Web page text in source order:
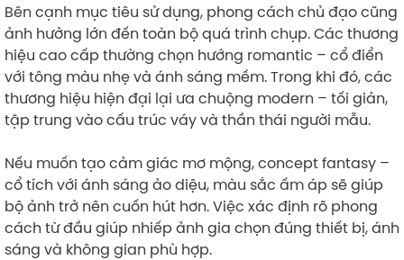
Bên cạnh mục tiêu sử dụng, phong cách chủ đạo cũng
ảnh hưởng lớn đến toàn bộ quá trình chụp. Các thương
hiệu cao cấp thường chọn hướng romantic – cổ điển
với tông màu nhẹ và ánh sáng mềm. Trong khi đó, các
thương hiệu hiện đại lại ưa chuộng modern – tối giản,
tập trung vào cấu trúc váy và thần thái người mẫu.
Nếu muốn tạo cảm giác mơ mộng, concept fantasy –
cổ tích với ánh sáng ảo diệu, màu sắc ấm áp sẽ giúp
bộ ảnh trở nên cuốn hút hơn. Việc xác định rõ phong
cách từ đầu giúp nhiếp ảnh gia chọn đúng thiết bị, ánh
sáng và không gian phù hợp.